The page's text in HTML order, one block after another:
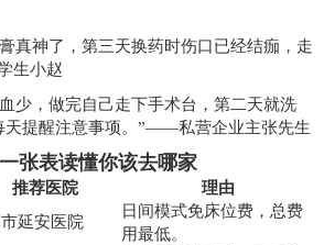
真神了，第三天换药时伤口已经结痂，走
生小赵
少，做完自己走下手术台，第二天就洗
天提醒注意事项。”——私营企业主张先生
张表读懂你该去哪家
推荐医院
理由
延安医院
日间模式免床位费，总费
用最低。